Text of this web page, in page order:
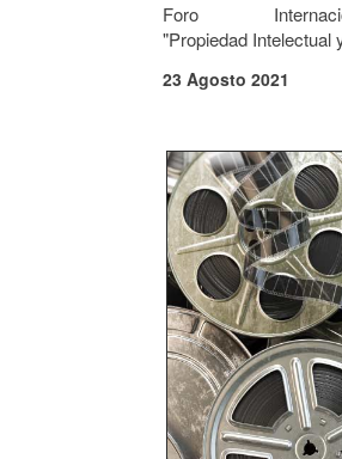
Foro
"Propiedad Intelectual
23 Agosto 2021